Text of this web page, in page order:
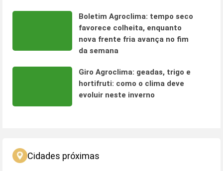
Boletim Agroclima: tempo seco
favorece colheita, enquanto
nova frente fria avança no fim
da semana
Giro Agroclima: geadas, trigo e
hortifruti: como o clima deve
evoluir neste inverno
Cidades próximas